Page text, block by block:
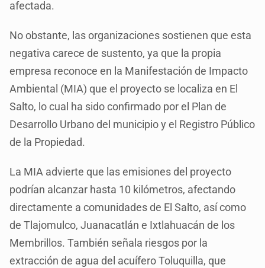
afectada.
No obstante, las organizaciones sostienen que esta
negativa carece de sustento, ya que la propia
empresa reconoce en la Manifestación de Impacto
Ambiental (MIA) que el proyecto se localiza en El
Salto, lo cual ha sido confirmado por el Plan de
Desarrollo Urbano del municipio y el Registro Público
de la Propiedad.
La MIA advierte que las emisiones del proyecto
podrían alcanzar hasta 10 kilómetros, afectando
directamente a comunidades de El Salto, así como
de Tlajomulco, Juanacatlán e Ixtlahuacán de los
Membrillos. También señala riesgos por la
extracción de agua del acuífero Toluquilla, que